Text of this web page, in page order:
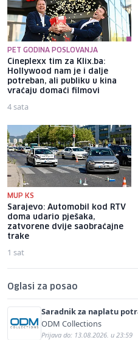
PET GODINA POSLOVANJA
Cineplexx tim za Klix.ba:
Hollywood nam je i dalje
potreban, ali publiku u kina
vraćaju domaći filmovi
4 sata
MUP KS
Sarajevo: Automobil kod RTV
doma udario pješaka,
zatvorene dvije saobraćajne
trake
1 sat
Oglasi za posao
Saradnik za naplatu
ODM Collections
Prijava do: 13.08.2026. u 23:59